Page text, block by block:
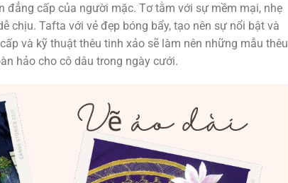
đẳng cấp của người mặc. Tơ tằm với sự mềm mại, nhẹ
chịu. Tafta với vẻ đẹp bóng bẩy, tạo nên sự nổi bật và
và kỹ thuật thêu tinh xảo sẽ làm nên những mẫu thêu
hảo cho cô dâu trong ngày cưới.